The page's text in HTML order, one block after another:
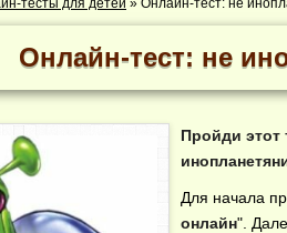
тесты для детей » Онлайн-тест: не
Онлайн-тест: не
Пройди этот
Для начала
онлайн".